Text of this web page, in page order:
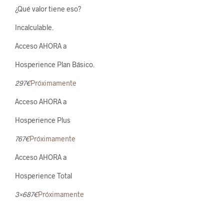
¿Qué valor tiene eso?
Incalculable.
Acceso AHORA a
Hosperience Plan Básico.
297€Próximamente
Acceso AHORA a
Hosperience Plus
767€Próximamente
Acceso AHORA a
Hosperience Total
3×687€Próximamente